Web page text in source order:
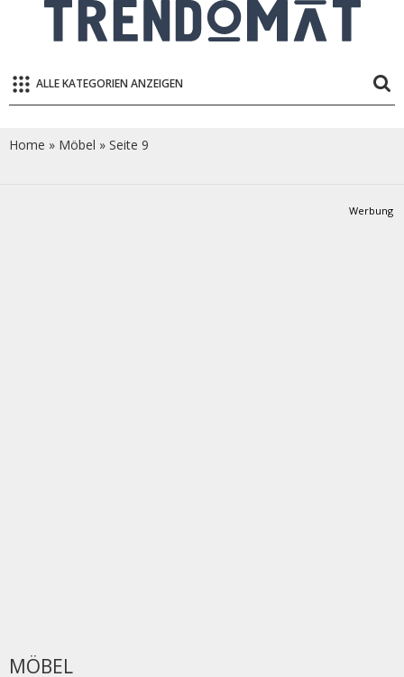
ALLE KATEGORIEN ANZEIGEN
Home » Möbel » Seite 9
Werbung
MÖBEL